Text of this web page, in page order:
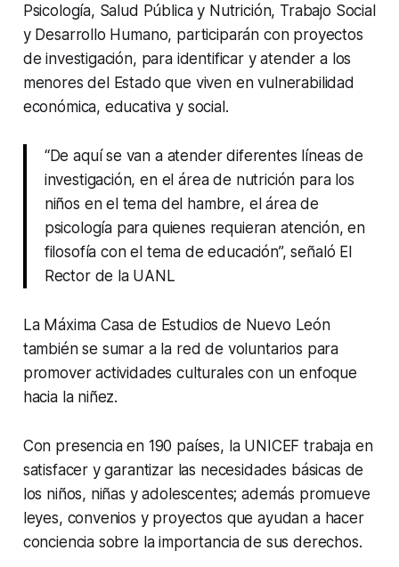
Psicología, Salud Pública y Nutrición, Trabajo Social
y Desarrollo Humano, participarán con proyectos
de investigación, para identificar y atender a los
menores del Estado que viven en vulnerabilidad
económica, educativa y social.
“De aquí se van a atender diferentes líneas de
investigación, en el área de nutrición para los
niños en el tema del hambre, el área de
psicología para quienes requieran atención, en
filosofía con el tema de educación”, señaló El
Rector de la UANL
La Máxima Casa de Estudios de Nuevo León
también se sumar a la red de voluntarios para
promover actividades culturales con un enfoque
hacia la niñez.
Con presencia en 190 países, la UNICEF trabaja en
satisfacer y garantizar las necesidades básicas de
los niños, niñas y adolescentes; además promueve
leyes, convenios y proyectos que ayudan a hacer
conciencia sobre la importancia de sus derechos.